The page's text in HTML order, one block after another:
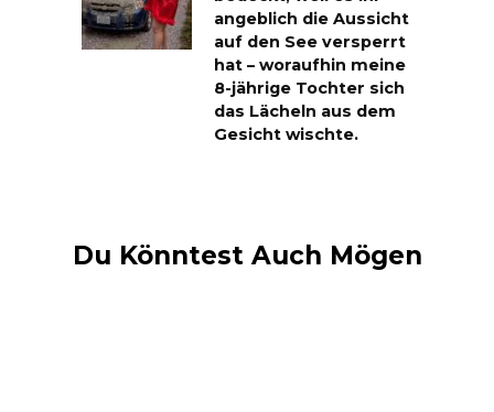
angeblich die Aussicht
auf den See versperrt
hat – woraufhin meine
8-jährige Tochter sich
das Lächeln aus dem
Gesicht wischte.
Du Könntest Auch Mögen